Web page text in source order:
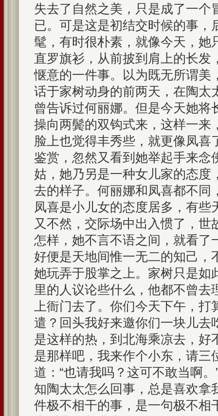
失去了自然之美，只是成了一个
已。可是这是初结交时候的事，
髦，有时很朴素，就像今天，她
直罗旗衫，从前披到肩上的长发
惬意的一件事。以为既无所谓美
话于家树动身的前两天，在陶太
曾告诉过何丽娜。但是今天她将
操向两鬓的双钩式来，这样一来
脸上也觉得丰秀些，就更像凤喜
鉴赏，忽然又看到她举起手来念
姑，她乃另是一种女儿家的态度
去的样子。何丽娜和凤喜都不同
凤喜是小儿女的态度居多，有些
又不然，交际场中出入惯了，世
怎样，她不言不语之间，就看了
好便是天地间惟一无二的知己，
她玩弄于股掌之上。家树只是如
里的人议论些什么，他都不曾去
上衙门去了。你们今天下午，打
遣？回头我好来邀你们一块儿去
是这样的热，到北海乘凉去，好
是那样吧，我来作个小东，请三
道：“也请我吗？这可不敢当啊
知陶太太怎么回事，总是喜欢拿
件极不相干的事，是一句极不相